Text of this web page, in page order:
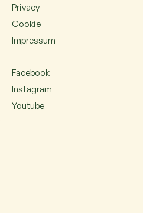
Privacy
Cookie
Impressum
Facebook
Instagram
Youtube